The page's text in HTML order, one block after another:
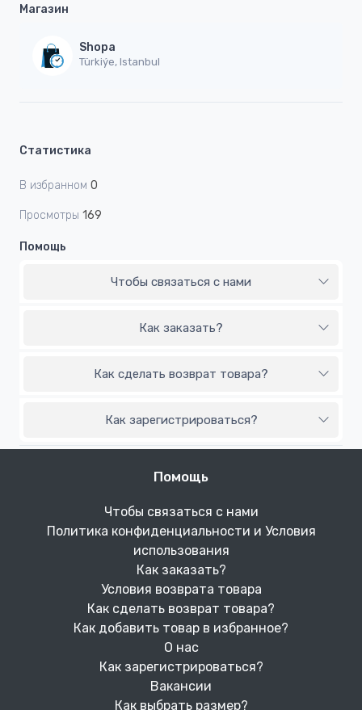
Магазин
Shopa
Türkiýe, Istanbul
Статистика
В избранном 0
Просмотры 169
Помощь
Чтобы связаться с нами
Как заказать?
Как сделать возврат товара?
Как зарегистрироваться?
Помощь
Чтобы связаться с нами
Политика конфиденциальности и Условия
использования
Как заказать?
Условия возврата товара
Как сделать возврат товара?
Как добавить товар в избранное?
О нас
Как зарегистрироваться?
Вакансии
Как выбрать размер?